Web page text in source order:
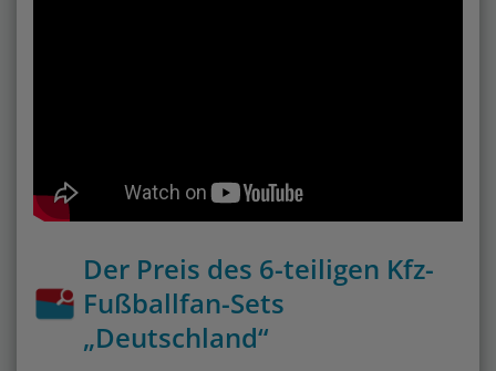
Der Preis des 6-teiligen Kfz-
Fußballfan-Sets
„Deutschland“